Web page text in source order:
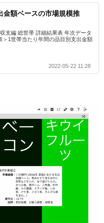
金額ベースの市場規模推
支編 総世帯 詳細結果表 年次データ
＞1世帯当たり年間の品目別支出金額
2022-05-22 11:28